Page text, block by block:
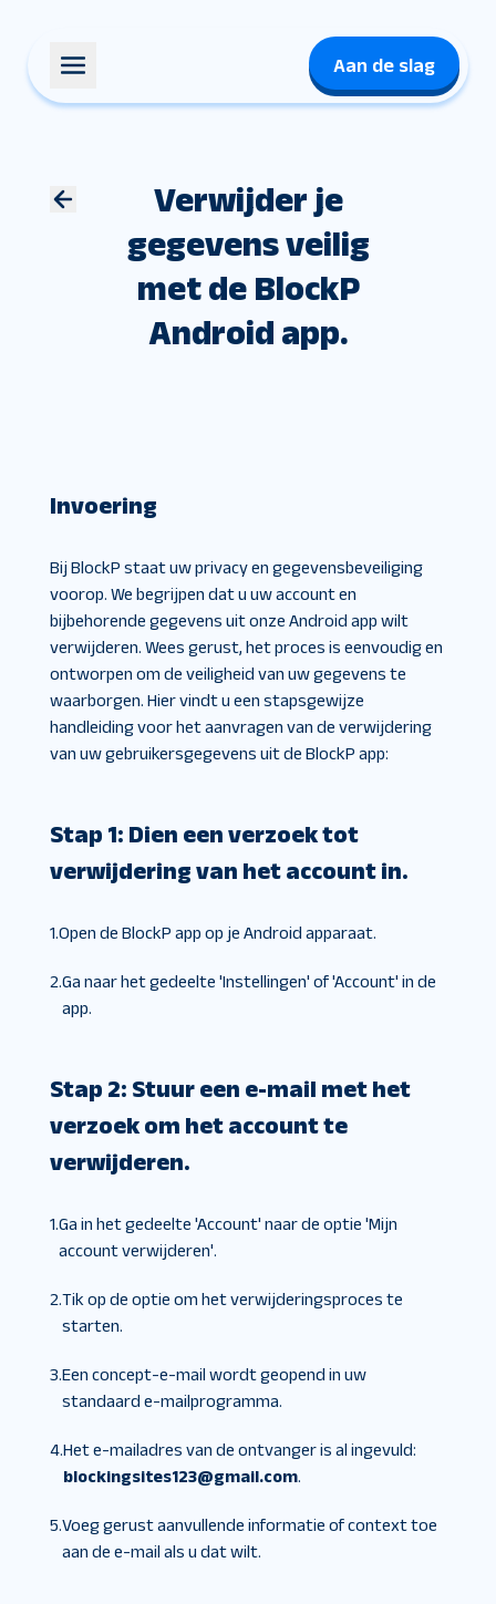
Aan de slag
Verwijder je
gegevens veilig
met de BlockP
Android app.
Invoering
Bij BlockP staat uw privacy en gegevensbeveiliging
voorop. We begrijpen dat u uw account en
bijbehorende gegevens uit onze Android app wilt
verwijderen. Wees gerust, het proces is eenvoudig en
ontworpen om de veiligheid van uw gegevens te
waarborgen. Hier vindt u een stapsgewijze
handleiding voor het aanvragen van de verwijdering
van uw gebruikersgegevens uit de BlockP app:
Stap 1: Dien een verzoek tot
verwijdering van het account in.
1.Open de BlockP app op je Android apparaat.
2.Ga naar het gedeelte 'Instellingen' of 'Account' in de
app.
Stap 2: Stuur een e-mail met het
verzoek om het account te
verwijderen.
1.Ga in het gedeelte 'Account' naar de optie 'Mijn
account verwijderen'.
2.Tik op de optie om het verwijderingsproces te
starten.
3.Een concept-e-mail wordt geopend in uw
standaard e-mailprogramma.
4.Het e-mailadres van de ontvanger is al ingevuld:
blockingsites123@gmail.com.
5.Voeg gerust aanvullende informatie of context toe
aan de e-mail als u dat wilt.